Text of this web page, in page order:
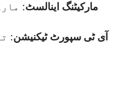
مارکیٹنگ اینالسٹ:
آی ٹی سپورٹ ٹیکنیشن: